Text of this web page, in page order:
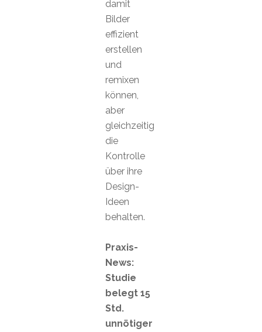
damit
Bilder
effizient
erstellen
und
remixen
können,
aber
gleichzeitig
die
Kontrolle
über ihre
Design-
Ideen
behalten.
Praxis-
News:
Studie
belegt 15
Std.
unnötiger